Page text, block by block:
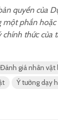
quyền của
một phần
thức của
Đánh giá nhân vật
Ý tưởng dạy